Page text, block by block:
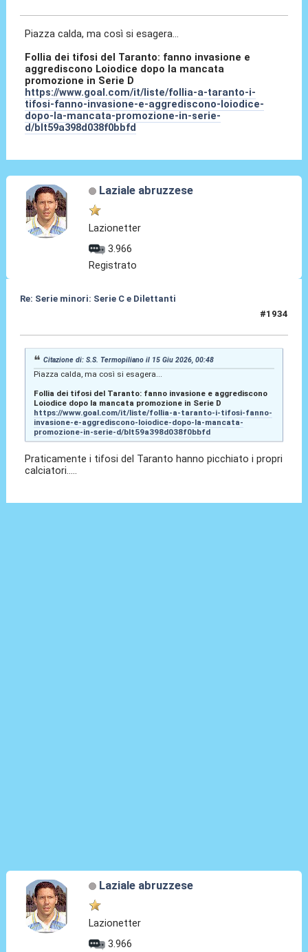
Piazza calda, ma così si esagera...
Follia dei tifosi del Taranto: fanno invasione e
aggrediscono Loiodice dopo la mancata
promozione in Serie D
https://www.goal.com/it/liste/follia-a-taranto-i-
tifosi-fanno-invasione-e-aggrediscono-loiodice-
dopo-la-mancata-promozione-in-serie-
d/blt59a398d038f0bbfd
Laziale abruzzese
Lazionetter
3.966
Registrato
Re: Serie minori: Serie C e Dilettanti
#1934
Citazione di: S.S. Termopiliano il 15 Giu 2026, 00:48
Piazza calda, ma così si esagera...
Follia dei tifosi del Taranto: fanno invasione e aggrediscono
Loiodice dopo la mancata promozione in Serie D
https://www.goal.com/it/liste/follia-a-taranto-i-tifosi-fanno-
invasione-e-aggrediscono-loiodice-dopo-la-mancata-
promozione-in-serie-d/blt59a398d038f0bbfd
Praticamente i tifosi del Taranto hanno picchiato i propri
calciatori.....
Laziale abruzzese
Lazionetter
3.966